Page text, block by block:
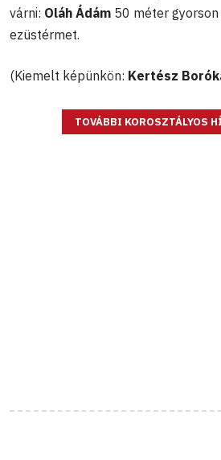
várni: Oláh Ádám 50 méter
ezüstérmet.
(Kiemelt képünkön: Kertész
TOVÁBBI KOROSZTÁLYOS